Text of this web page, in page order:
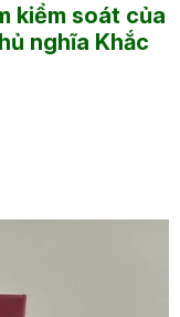
kiểm soát của
nghĩa Khắc